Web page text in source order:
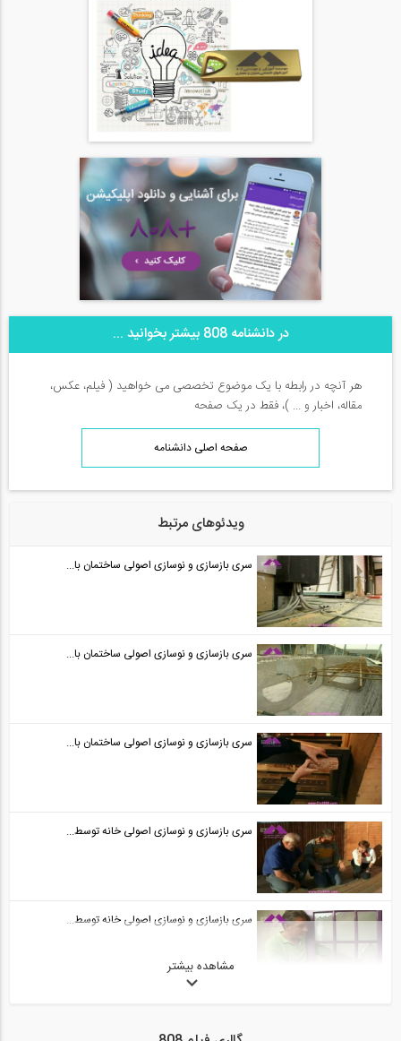
در دانشنامه 808 بیشتر بخوانید ...
هر آنچه در رابطه با یک موضوع تخصصی می خواهید ( فیلم، عکس،
مقاله، اخبار و ... )، فقط در یک صفحه
صفحه اصلی دانشنامه
ویدئوهای مرتبط
سری بازسازی و نوسازی اصولی ساختمان با...
سری بازسازی و نوسازی اصولی ساختمان با...
سری بازسازی و نوسازی اصولی ساختمان با...
سری بازسازی و نوسازی اصولی خانه توسط...
سری بازسازی و نوسازی اصولی خانه توسط...
مشاهده بیشتر